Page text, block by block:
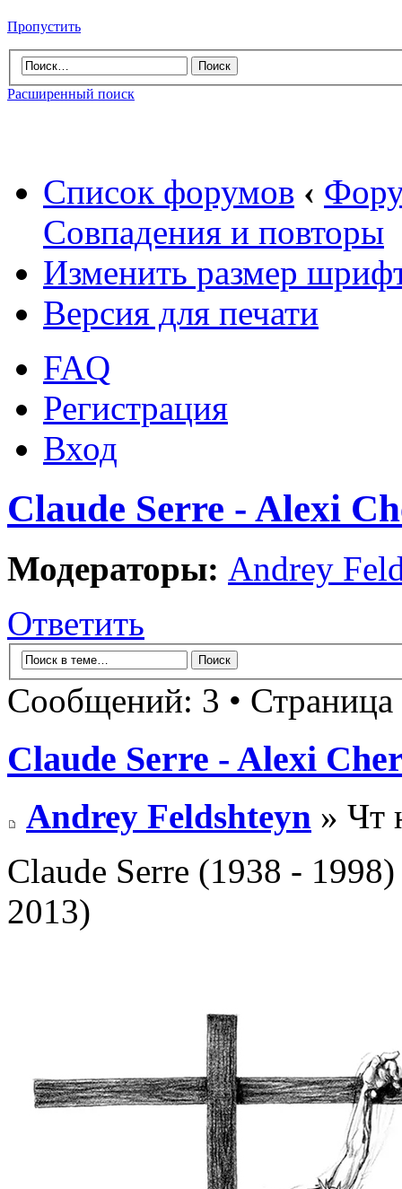
Пропустить
Расширенный поиск
Список форумов ‹
Совпадения и повторы
Изменить размер
Версия для печати
FAQ
Регистрация
Вход
Claude Serre - Alexi
Модераторы: Andrey
Ответить
Сообщений: 3 • Страница
Claude Serre - Alexi
Andrey Feldshteyn » Чт
Claude Serre (1938 -
2013)